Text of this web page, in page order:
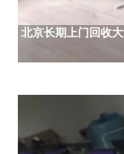
北京长期上门回收